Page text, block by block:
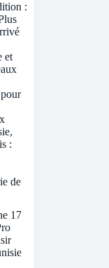
:
et
:
de
17